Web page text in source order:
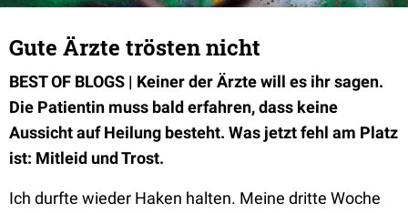
Gute Ärzte trösten nicht
BEST OF BLOGS | Keiner derÄrzte will es ihr sagen.
Die Patientin muss bald erfahren, dass keine
Aussicht auf Heilung besteht. Was jetzt fehl am Platz
ist: Mitleid und Trost.
Ich durfte wieder Haken halten. Meine dritte Woche